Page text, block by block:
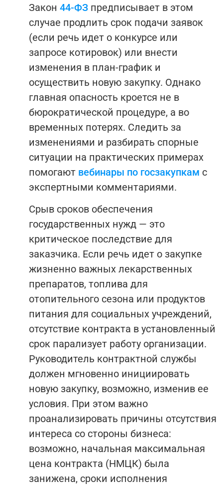
Закон 44-ФЗ предписывает в этом
случае продлить срок подачи заявок
(если речь идет о конкурсе или
запросе котировок) или внести
изменения в план-график и
осуществить новую закупку. Однако
главная опасность кроется не в
бюрократической процедуре, а во
временных потерях. Следить за
изменениями и разбирать спорные
ситуации на практических примерах
помогают вебинары по госзакупкам с
экспертными комментариями.
Срыв сроков обеспечения
государственных нужд — это
критическое последствие для
заказчика. Если речь идет о закупке
жизненно важных лекарственных
препаратов, топлива для
отопительного сезона или продуктов
питания для социальных учреждений,
отсутствие контракта в установленный
срок парализует работу организации.
Руководитель контрактной службы
должен мгновенно инициировать
новую закупку, возможно, изменив ее
условия. При этом важно
проанализировать причины отсутствия
интереса со стороны бизнеса:
возможно, начальная максимальная
цена контракта (НМЦК) была
занижена, сроки исполнения